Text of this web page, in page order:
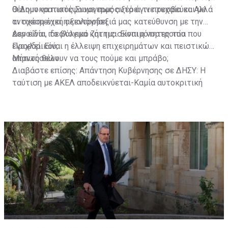
θέλουν να πιστέψουμε πως αυτό έγινε τυχαία και με
αντικειμενική αξιολόγηση.
Ο Δημοκρατικός Συναγερμός ξέρει τι πρεσβεύει. Αλλά
τι σχέση έχει η κεντροδεξιά μας κατεύθυνση με την
κοροϊδία, το βόλεμα και τις σκοπιμότητες του
Προεδρικού;
Δεν είναι ιδεολογικό ζήτημα. Είναι η νοοτροπία που
ενοχλεί. Είναι η έλλειψη επιχειρημάτων και πειστικών
απαντήσεων.
Μήπως θέλουν να τους πούμε και μπράβο;
Διαβάστε επίσης: Απάντηση Κυβέρνησης σε ΔΗΣΥ: Η
ταύτιση με ΑΚΕΛ αποδεικνύεται-Καμία αυτοκριτική